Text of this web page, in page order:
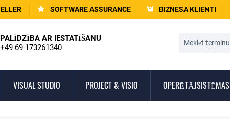
SOFTWARE ASSURANCE BIZNESA KLIENTI
PALĪDZĪBA AR IESTATĪŠANU
+49 69 173261340
VISUAL STUDIO PROJECT & VISIO OPERĒTĀJSISTĒMAS